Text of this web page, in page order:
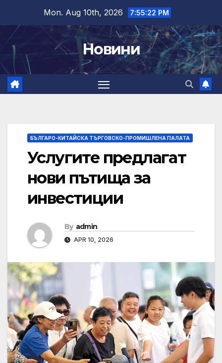
content
Mon. Aug 10th, 2026 7:55:24 PM
Новини
БЪЛГАРО-КИТАЙСКА ТЪРГОВСКО-ПРОМИШЛЕНА ПАЛАТА
Услугите предлагат
нови пътища за
инвестиции
By admin
APR 10, 2026